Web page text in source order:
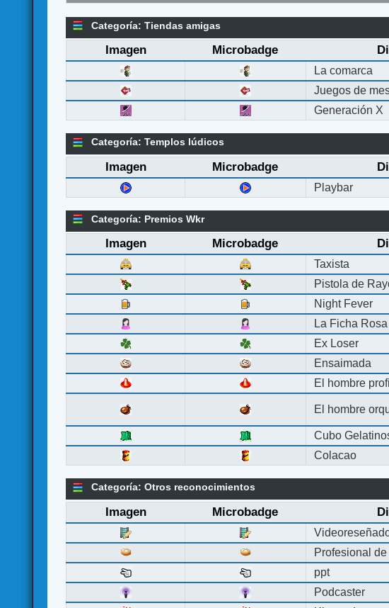
Categoría: Tiendas amigas
Imagen Microbadge
La comarca
Juegos de
Generación X
Categoría: Templos lúdicos
Imagen Microbadge
Playbar
Categoría: Premios Wkr
Imagen Microbadge
Taxista
Pistola de
Night Fever
La Ficha Rosa
Ex Loser
Ensaimada
El hombre
El hombre
Cubo
Colacao
Categoría: Otros reconocimientos
Imagen Microbadge
Profesional
ppt
Podcaster